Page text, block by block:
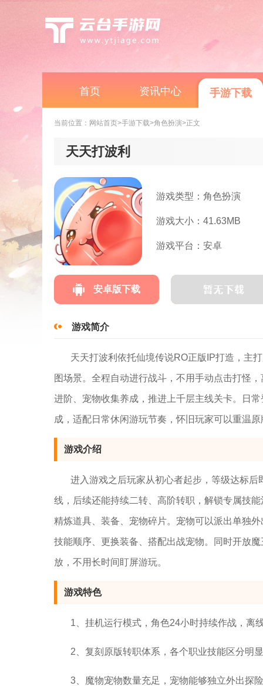
首页 资讯中心 手游下载
当前位置： 网站首页>手游下载>角色扮演>正文
天天打波利
游戏类型：角色扮演
游戏大小：41.63MB
游戏平台：安卓
安卓版下载
游戏简介
天天打波利依托仙境传说RO正版IP打造，主
图场景。全程自动进行战斗，不用手动点击打怪
进阶、宠物收集养成，推进上千层主线关卡。日
成，适配日常休闲游玩节奏，怀旧玩家可以重温
游戏介绍
进入游戏之后玩家从初心者起步，等级达标
线，后续还能持续二转、高阶转职，解锁专属技
精炼道具、装备、宠物碎片。宠物可以派出单独
技能顺序、更换装备、搭配出战宠物。同时开放
放，不用长时间盯屏游玩。
游戏特色
1、挂机运行模式，角色24小时持续作战，离
2、复刻原版转职体系，各个职业技能区分明
3、魔物宠物数量充足，宠物能够独立外出探